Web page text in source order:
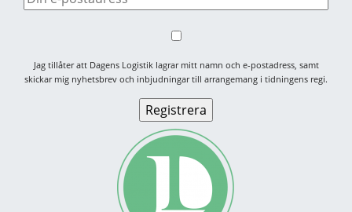
Jag tillåter att Dagens Logistik lagrar mitt namn och e-postadress, samt
skickar mig nyhetsbrev och inbjudningar till arrangemang i tidningens regi.